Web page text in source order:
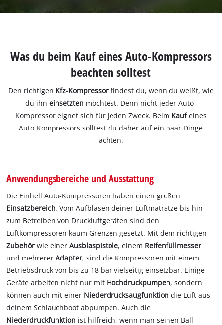
Was du beim Kauf eines Auto-Kompressors
beachten solltest
Den richtigen Kfz-Kompressorfindest du, wenn du weißt, wie
du ihneinsetzten möchtest. Denn nicht jeder Auto-
Kompressor eignet sich für jeden Zweck. Beim Kaufeines
Auto-Kompressors solltest du daher auf ein paar Dinge
achten.
Anwendungsbereiche und Ausstattung
Die Einhell Auto-Kompressoren haben einen großen
Einsatzbereich. Vom Aufblasen deiner Luftmatratze bis hin
zum Betreiben von Druckluftgeräten sind den
Luftkompressoren kaum Grenzen gesetzt. Mit dem richtigen
Zubehörwie einerAusblaspistole, einem Reifenfüllmesser
und mehrererAdapter, sind die Kompressoren mit einem
Betriebsdruck von bis zu 18 bar vielseitig einsetzbar. Einige
Geräte arbeiten nicht nur mit Hochdruckpumpen, sondern
können auch mit einer Niederdrucksaugfunktiondie Luft aus
deinem Schlauchboot abpumpen. Auch die
Niederdruckfunktion ist hilfreich, wenn man seinen Ball